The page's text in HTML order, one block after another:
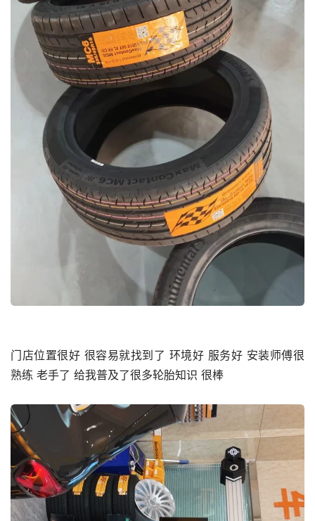
门店位置很好 很容易就找到了 环境好 服务好 安装师傅很
熟练 老手了 给我普及了很多轮胎知识 很棒